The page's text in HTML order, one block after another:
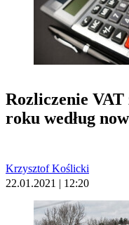
Rozliczenie VAT
roku według
Krzysztof Koślicki
22.01.2021 | 12:20